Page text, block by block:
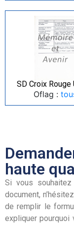
SD Croix Rouge
Oflag :
haute
Si vous souhaitez
document,
de remplir le
expliquer pourquoi